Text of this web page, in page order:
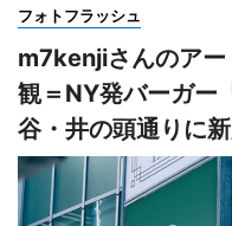
フォトフラッシュ
m7kenjiさんのアー
観＝NY発バーガー
谷・井の頭通りに